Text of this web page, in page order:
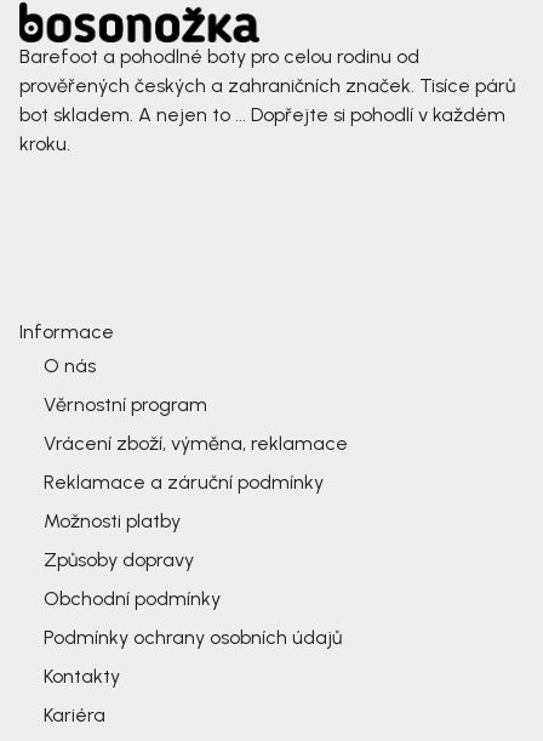
Barefoot a pohodlné boty pro celou rodinu od
prověřených českých a zahraničních značek. Tisíce párů
bot skladem. A nejen to ... Dopřejte si pohodlí v každém
kroku.
Informace
O nás
Věrnostní program
Vrácení zboží, výměna, reklamace
Reklamace a záruční podmínky
Možnosti platby
Způsoby dopravy
Obchodní podmínky
Podmínky ochrany osobních údajů
Kontakty
Kariéra